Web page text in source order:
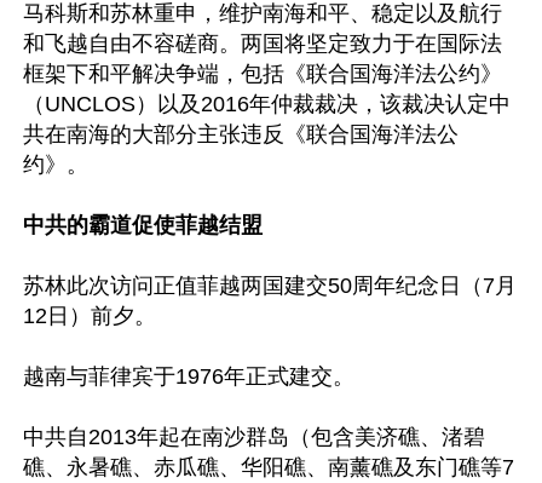
马科斯和苏林重申，维护南海和平、稳定以及航行
和飞越自由不容磋商。两国将坚定致力于在国际法
框架下和平解决争端，包括《联合国海洋法公约》
（UNCLOS）以及2016年仲裁裁决，该裁决认定中
共在南海的大部分主张违反《联合国海洋法公
约》。
中共的霸道促使菲越结盟
苏林此次访问正值菲越两国建交50周年纪念日（7月
12日）前夕。
越南与菲律宾于1976年正式建交。
中共自2013年起在南沙群岛（包含美济礁、渚碧
礁、永暑礁、赤瓜礁、华阳礁、南薰礁及东门礁等7